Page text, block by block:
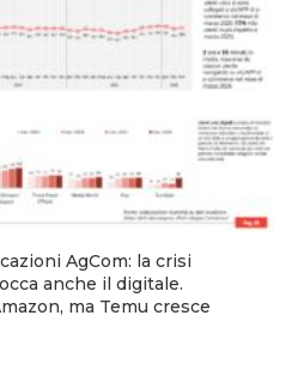
AgCom: la crisi
anche il digitale.
ma Temu cresce